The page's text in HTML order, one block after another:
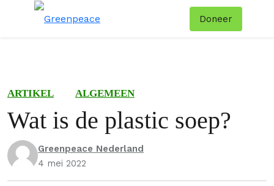
Doneer
ARTIKEL ALGEMEEN
Wat is de plastic soep?
Greenpeace Nederland
4 mei 2022